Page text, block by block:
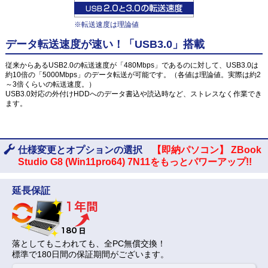
※転送速度は理論値
データ転送速度が速い！「USB3.0」搭載
従来からあるUSB2.0の転送速度が「480Mbps」であるのに対して、USB3.0は
約10倍の「5000Mbps」のデータ転送が可能です。（各値は理論値。実際は約2
～3倍くらいの転送速度。）
USB3.0対応の外付けHDDへのデータ書込や読込時など、ストレスなく作業でき
ます。
仕様変更とオプションの選択
【即納パソコン】 ZBook
Studio G8 (Win11pro64) 7N11をもっとパワーアップ!!
延長保証
落としてもこわれても、全PC無償交換！
標準で180日間の保証期間がございます。